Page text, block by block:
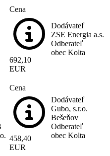
Cena
692,10
EUR
Dodávateľ
ZSE Energia a.s.
Odberateľ
obec Kolta
Cena
458,40
EUR
Dodávateľ
Gubo, s.r.o.
Bešeňov
Odberateľ
obec Kolta